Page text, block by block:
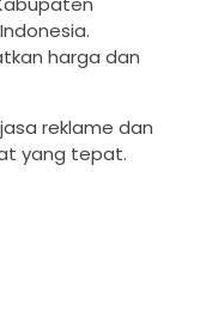
harga dan
reklame dan
yang tepat.